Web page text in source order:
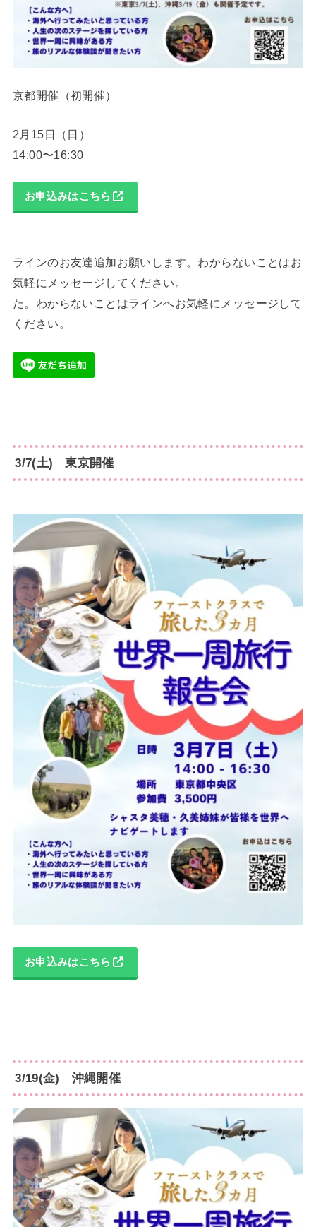
京都開催（初開催）
2月15日（日）
14:00〜16:30
お申込みはこちら
ラインのお友達追加お願いします。わからないことはお
気軽にメッセージしてください。
た。わからないことはラインへお気軽にメッセージして
ください。
3/7(土) 東京開催
お申込みはこちら
3/19(金) 沖縄開催